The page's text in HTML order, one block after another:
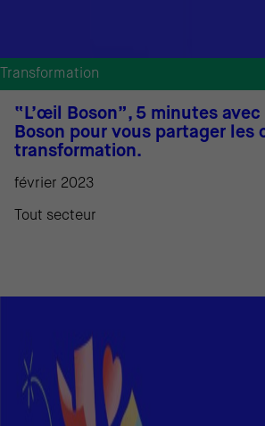
Transformation
“L’œil Boson”, 5 minutes
Boson pour vous partager les
transformation.
février 2023
Tout secteur